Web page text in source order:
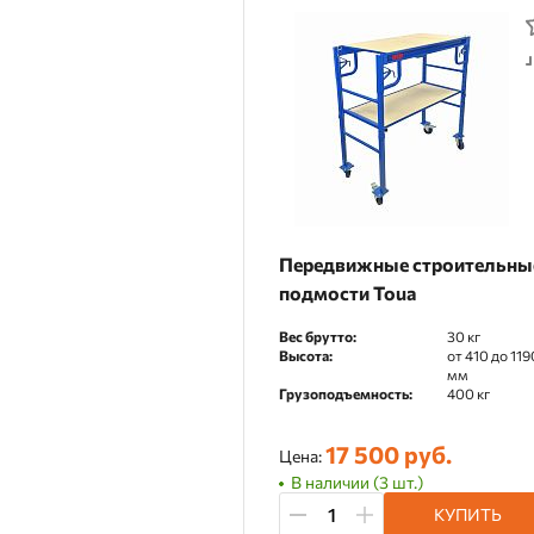
Передвижные
подмости Toua
Вес брутто:
30 кг
Высота:
от 410 до
мм
Грузоподъемность:
400 кг
Цена:17 500 руб.
В наличии (3 шт.)
КУПИТЬ